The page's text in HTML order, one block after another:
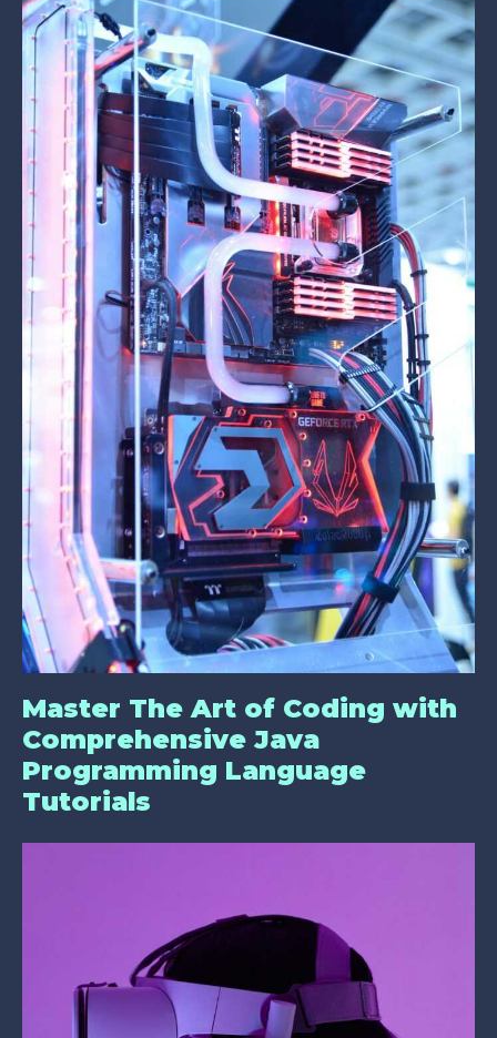
Master The Art of Coding with
Comprehensive Java
Programming Language
Tutorials